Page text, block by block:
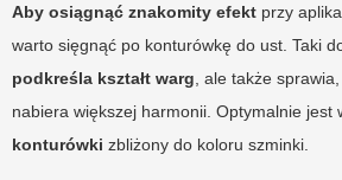
Aby osiągnąć znakomity efekt przy
warto sięgnąć po konturówkę do ust. Taki
podkreśla kształt warg , ale także
nabiera większej harmonii. Optymalnie jest
konturówki zbliżony do koloru szminki.